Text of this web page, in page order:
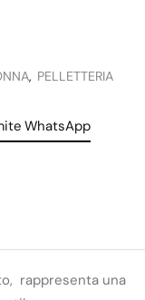
, PELLETTERIA
WhatsApp
rappresenta una